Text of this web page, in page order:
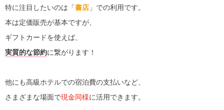
特に注目したいのは「書店 」での利用です。
本は定価販売が基本ですが、
ギフトカードを使えば、
実質的な節約に繋がります！
他にも高級ホテルでの宿泊費の支払いなど、
さまざまな場面で現金同様に活用できます。